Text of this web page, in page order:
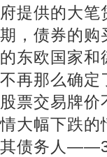
提供的大
，债券的
东欧国家
再那么确
票交易牌
大幅下跌
其债务人